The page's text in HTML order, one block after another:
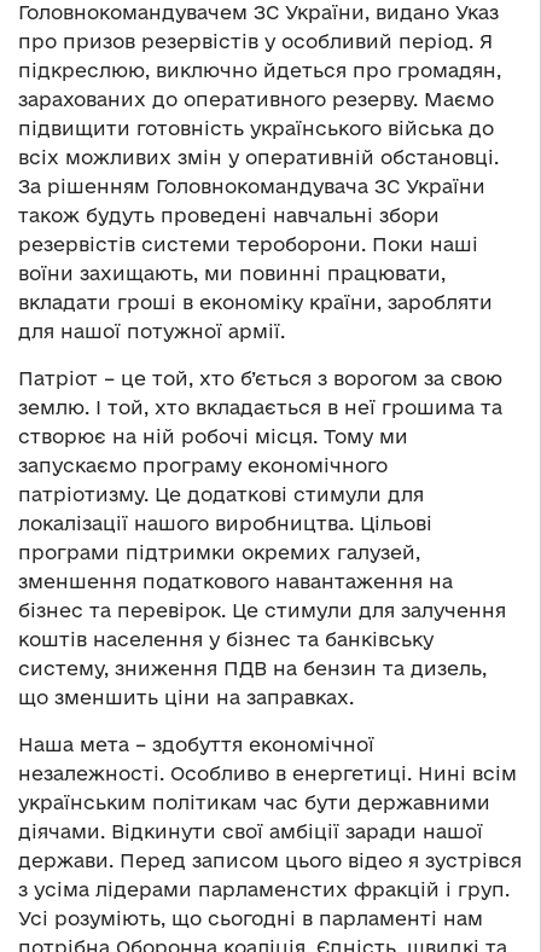
Головнокомандувачем ЗС України, видано Указ
про призов резервістів у особливий період. Я
підкреслюю, виключно йдеться про громадян,
зарахованих до оперативного резерву. Маємо
підвищити готовність українського війська до
всіх можливих змін у оперативній обстановці.
За рішенням Головнокомандувача ЗС України
також будуть проведені навчальні збори
резервістів системи тероборони. Поки наші
воїни захищають, ми повинні працювати,
вкладати гроші в економіку країни, заробляти
для нашої потужної армії.
Патріот – це той, хто б’ється з ворогом за свою
землю. І той, хто вкладається в неї грошима та
створює на ній робочі місця. Тому ми
запускаємо програму економічного
патріотизму. Це додаткові стимули для
локалізації нашого виробництва. Цільові
програми підтримки окремих галузей,
зменшення податкового навантаження на
бізнес та перевірок. Це стимули для залучення
коштів населення у бізнес та банківську
систему, зниження ПДВ на бензин та дизель,
що зменшить ціни на заправках.
Наша мета – здобуття економічної
незалежності. Особливо в енергетиці. Нині всім
українським політикам час бути державними
діячами. Відкинути свої амбіції заради нашої
держави. Перед записом цього відео я зустрівся
з усіма лідерами парламенстих фракцій і груп.
Усі розуміють, що сьогодні в парламенті нам
потрібна Оборонна коаліція. Єдність, швидкі та